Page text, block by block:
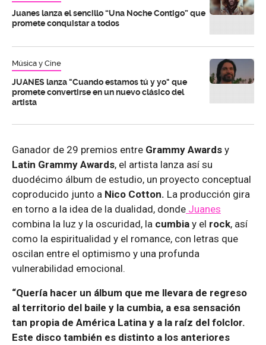
Juanes lanza el sencillo “Una Noche Contigo” que
promete conquistar a todos
Música y Cine
JUANES lanza "Cuando estamos tú y yo" que
promete convertirse en un nuevo clásico del
artista
Ganador de 29 premios entre Grammy Awards y
Latin Grammy Awards, el artista lanza así su
duodécimo álbum de estudio, un proyecto conceptual
coproducido junto a Nico Cotton. La producción gira
en torno a la idea de la dualidad, donde Juanes
combina la luz y la oscuridad, la cumbia y el rock, así
como la espiritualidad y el romance, con letras que
oscilan entre el optimismo y una profunda
vulnerabilidad emocional.
“Quería hacer un álbum que me llevara de regreso
al territorio del baile y la cumbia, a esa sensación
tan propia de América Latina y a la raíz del folclor.
Este disco también es distinto a los anteriores